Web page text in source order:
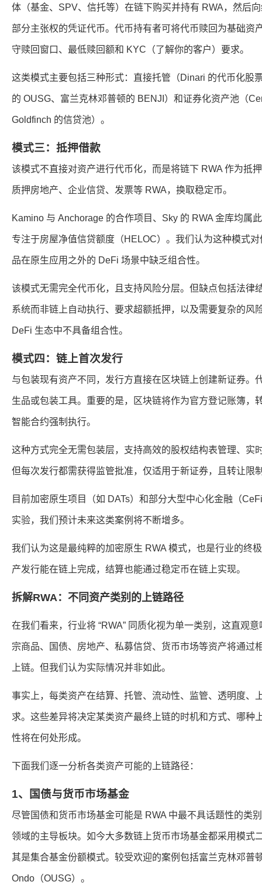
体（基金、SPV、信托等）在链下购买并持有 RWA，然后
部分主张权的凭证代币。代币持有者可将代币赎回为基础资
守赎回窗口、最低赎回额和 KYC（了解你的客户）要求。
这类模式主要包括三种形式：直接托管（Dinari 的代币化股
的 OUSG、富兰克林邓普顿的 BENJI）和证券化资产池（
Goldfinch 的信贷池）。
模式三：抵押借款
该模式不直接对资产进行代币化，而是将链下 RWA 作为抵
质押房地产、企业信贷、发票等 RWA，换取稳定币。
Kamino 与 Anchorage 的合作项目、Sky 的 RWA 金库均属
专注于房屋净值信贷额度（HELOC）。我们认为这种模式
品在原生应用之外的 DeFi 场景中缺乏组合性。
该模式无需完全代币化，且支持风险分层。但缺点包括法律
系统而非链上自动执行、要求超额抵押，以及需要复杂的风
DeFi 生态中不具备组合性。
模式四：链上首次发行
与包装现有资产不同，发行方直接在区块链上创建新证券。
生品或包装工具。重要的是，区块链将作为官方登记账簿，
智能合约强制执行。
这种方式完全无需包装层，支持高效的股权结构表管理、实
但每次发行都需获得监管批准，仅适用于新证券，且转让限
目前加密原生项目（如 DATs）和部分大型中心化金融（
实验，我们预计未来这类案例将不断增多。
我们认为这是最纯粹的加密原生 RWA 模式，也是行业的终
产发行能在链上完成，结算也能通过稳定币在链上实现。
拆解RWA：不同资产类别的上链路径
在我们看来，行业将 “RWA” 同质化视为单一类别，这直观
宗商品、国债、房地产、私募信贷、货币市场等资产将通过
上链。但我们认为实际情况并非如此。
事实上，每类资产在结算、托管、流动性、监管、透明度、
求。这些差异将决定某类资产最终上链的时机和方式、哪种
性将在何处形成。
下面我们逐一分析各类资产可能的上链路径：
1、国债与货币市场基金
尽管国债和货币市场基金可能是 RWA 中最不具话题性的类
领域的主导板块。如今大多数链上货币市场基金都采用模式
其是集合基金份额模式。较受欢迎的案例包括富兰克林邓普
Ondo（OUSG）。